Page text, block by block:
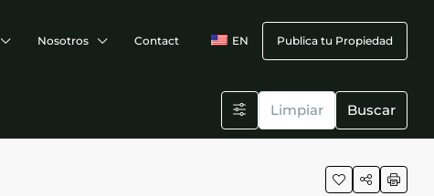
Nosotros Contact EN Publica tu Propiedad
Limpiar Buscar